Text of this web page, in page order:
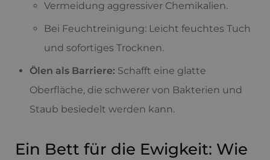
Vermeidung aggressiver Chemikalien.
Bei Feuchtreinigung: Leicht feuchtes Tuch
und sofortiges Trocknen.
Ölen als Barriere: Schafft eine glatte
Oberfläche, die schwerer von Bakterien und
Staub besiedelt werden kann.
Ein Bett für die Ewigkeit: Wie